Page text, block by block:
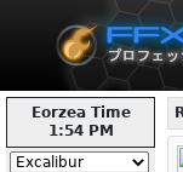
Eorzea Time
1:54 PM